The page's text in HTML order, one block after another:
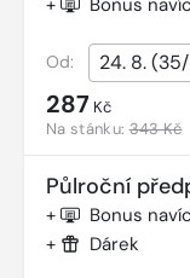
Od:
287 Kč
Na stánku:343 Kč
Půlroční
+ Bonus
+ Dárek